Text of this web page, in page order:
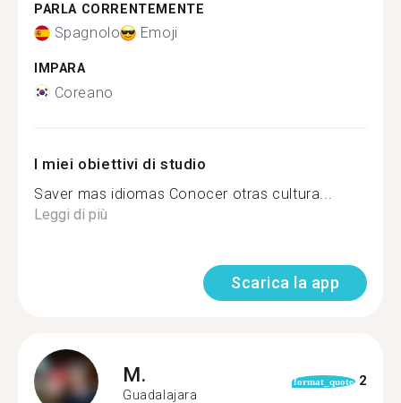
PARLA CORRENTEMENTE
Spagnolo Emoji
IMPARA
Coreano
I miei obiettivi di studio
Saver mas idiomas Conocer otras cultura...
Leggi di più
Scarica la app
M.
Guadalajara
format_quote 2